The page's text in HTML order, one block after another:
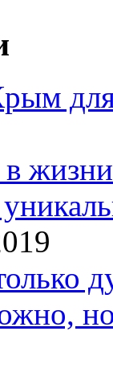
жизни